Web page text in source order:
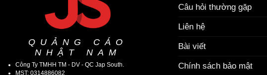
QUẢNG CÁO
NHẬT NAM
Công Ty TMHH TM - DV - QC Jap South.
MST: 0314886082
Câu hỏi thường gặp
Liên hệ
Bài viết
Chính sách bảo mật